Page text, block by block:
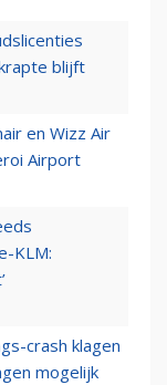
blijft
en Wizz Air
Airport
KLM:
crash klagen
mogelijk